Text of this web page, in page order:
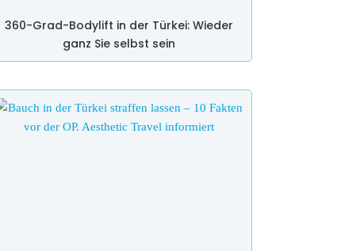
360-Grad-Bodylift in der Türkei: Wieder
ganz Sie selbst sein